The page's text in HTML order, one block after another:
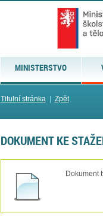
MINISTERSTVO
Titulní stránka| Zpět
DOKUMENT KE
Dokument